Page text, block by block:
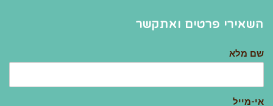
השאירי פרטים ואתקשר
שם מלא
אי-מייל